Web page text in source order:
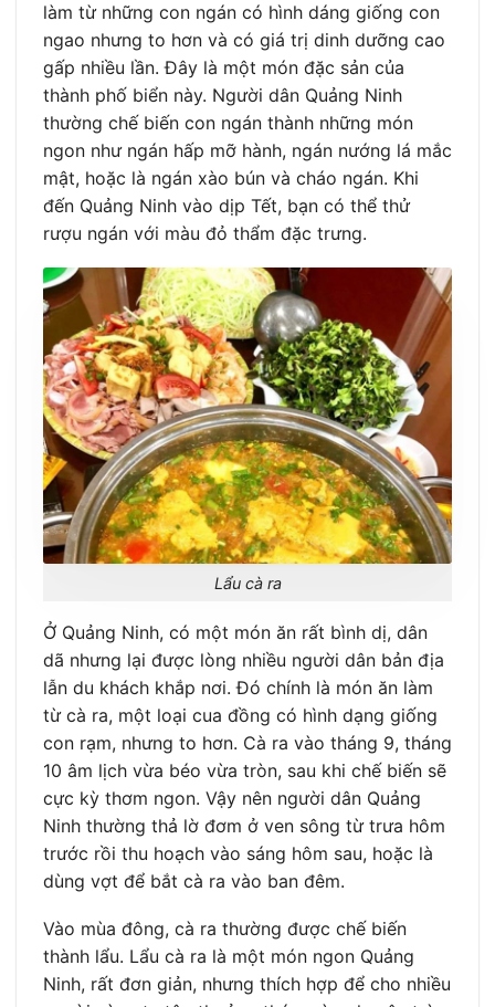
làm từ những con ngán có hình dáng giống con
ngao nhưng to hơn và có giá trị dinh dưỡng cao
gấp nhiều lần. Đây là một món đặc sản của
thành phố biển này. Người dân Quảng Ninh
thường chế biến con ngán thành những món
ngon như ngán hấp mỡ hành, ngán nướng lá mắc
mật, hoặc là ngán xào bún và cháo ngán. Khi
đến Quảng Ninh vào dịp Tết, bạn có thể thử
rượu ngán với màu đỏ thẩm đặc trưng.
Lẩu cà ra
Ở Quảng Ninh, có một món ăn rất bình dị, dân
dã nhưng lại được lòng nhiều người dân bản địa
lẫn du khách khắp nơi. Đó chính là món ăn làm
từ cà ra, một loại cua đồng có hình dạng giống
con rạm, nhưng to hơn. Cà ra vào tháng 9, tháng
10 âm lịch vừa béo vừa tròn, sau khi chế biến sẽ
cực kỳ thơm ngon. Vậy nên người dân Quảng
Ninh thường thả lờ đơm ở ven sông từ trưa hôm
trước rồi thu hoạch vào sáng hôm sau, hoặc là
dùng vợt để bắt cà ra vào ban đêm.
Vào mùa đông, cà ra thường được chế biến
thành lẩu. Lẩu cà ra là một món ngon Quảng
Ninh, rất đơn giản, nhưng thích hợp để cho nhiều